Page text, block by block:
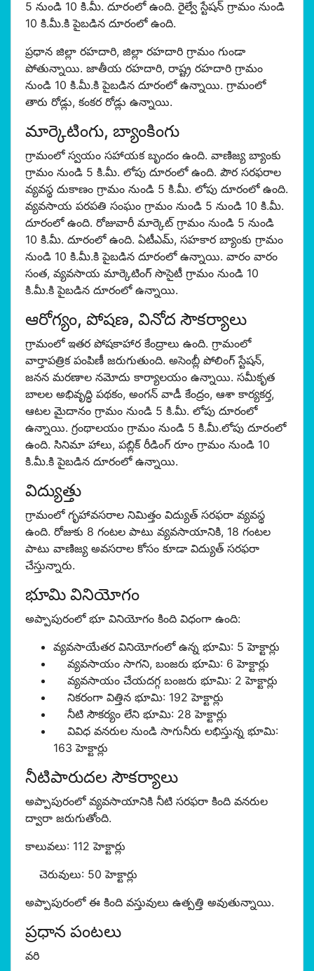
5 నుండి 10 కి.మీ. దూరంలో ఉంది. రైల్వే స్టేషన్ గ్రామం నుండి
10 కి.మీ.కి పైబడిన దూరంలో ఉంది.
ప్రధాన జిల్లా రహదారి, జిల్లా రహదారి గ్రామం గుండా
పోతున్నాయి. జాతీయ రహదారి, రాష్ట్ర రహదారి గ్రామం
నుండి 10 కి.మీ.కి పైబడిన దూరంలో ఉన్నాయి. గ్రామంలో
తారు రోడ్లు, కంకర రోడ్లు ఉన్నాయి.
మార్కెటింగు, బ్యాంకింగు
గ్రామంలో స్వయం సహాయక బృందం ఉంది. వాణిజ్య బ్యాంకు
గ్రామం నుండి 5 కి.మీ. లోపు దూరంలో ఉంది. పౌర సరఫరాల
వ్యవస్థ దుకాణం గ్రామం నుండి 5 కి.మీ. లోపు దూరంలో ఉంది.
వ్యవసాయ పరపతి సంఘం గ్రామం నుండి 5 నుండి 10 కి.మీ.
దూరంలో ఉంది. రోజువారీ మార్కెట్ గ్రామం నుండి 5 నుండి
10 కి.మీ. దూరంలో ఉంది. ఏటీఎమ్, సహకార బ్యాంకు గ్రామం
నుండి 10 కి.మీ.కి పైబడిన దూరంలో ఉన్నాయి. వారం వారం
సంత, వ్యవసాయ మార్కెటింగ్ సొసైటీ గ్రామం నుండి 10
కి.మీ.కి పైబడిన దూరంలో ఉన్నాయి.
ఆరోగ్యం, పోషణ, వినోద సౌకర్యాలు
గ్రామంలో ఇతర పోషకాహార కేంద్రాలు ఉంది. గ్రామంలో
వార్తాపత్రిక పంపిణీ జరుగుతుంది. అసెంబ్లీ పోలింగ్ స్టేషన్,
జనన మరణాల నమోదు కార్యాలయం ఉన్నాయి. సమీకృత
బాలల అభివృద్ధి పథకం, అంగన్ వాడీ కేంద్రం, ఆశా కార్యకర్త,
ఆటల మైదానం గ్రామం నుండి 5 కి.మీ. లోపు దూరంలో
ఉన్నాయి. గ్రంథాలయం గ్రామం నుండి 5 కి.మీ.లోపు దూరంలో
ఉంది. సినిమా హాలు, పబ్లిక్ రీడింగ్ రూం గ్రామం నుండి 10
కి.మీ.కి పైబడిన దూరంలో ఉన్నాయి.
విద్యుత్తు
గ్రామంలో గృహావసరాల నిమిత్తం విద్యుత్ సరఫరా వ్యవస్థ
ఉంది. రోజుకు 8 గంటల పాటు వ్యవసాయానికి, 18 గంటల
పాటు వాణిజ్య అవసరాల కోసం కూడా విద్యుత్ సరఫరా
చేస్తున్నారు.
భూమి వినియోగం
అప్పాపురంలో భూ వినియోగం కింది విధంగా ఉంది:
వ్యవసాయేతర వినియోగంలో ఉన్న భూమి: 5 హెక్టార్లు
వ్యవసాయం సాగని, బంజరు భూమి: 6 హెక్టార్లు
వ్యవసాయం చేయదగ్గ బంజరు భూమి: 2 హెక్టార్లు
నికరంగా విత్తిన భూమి: 192 హెక్టార్లు
నీటి సౌకర్యం లేని భూమి: 28 హెక్టార్లు
వివిధ వనరుల నుండి సాగునీరు లభిస్తున్న భూమి:
163 హెక్టార్లు
నీటిపారుదల సౌకర్యాలు
అప్పాపురంలో వ్యవసాయానికి నీటి సరఫరా కింది వనరుల
ద్వారా జరుగుతోంది.
కాలువలు: 112 హెక్టార్లు
చెరువులు: 50 హెక్టార్లు
అప్పాపురంలో ఈ కింది వస్తువులు ఉత్పత్తి అవుతున్నాయి.
ప్రధాన పంటలు
వరి